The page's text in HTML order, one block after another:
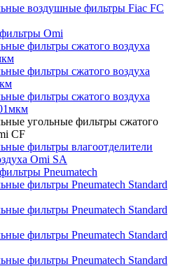
воздушные фильтры Fiac FC
Omi
фильтры сжатого воздуха
фильтры сжатого воздуха
фильтры сжатого воздуха
угольные фильтры сжатого
CF
фильтры влагоотделители
Omi SA
Pneumatech
фильтры Pneumatech Standard
фильтры Pneumatech Standard
фильтры Pneumatech Standard
фильтры Pneumatech Standard